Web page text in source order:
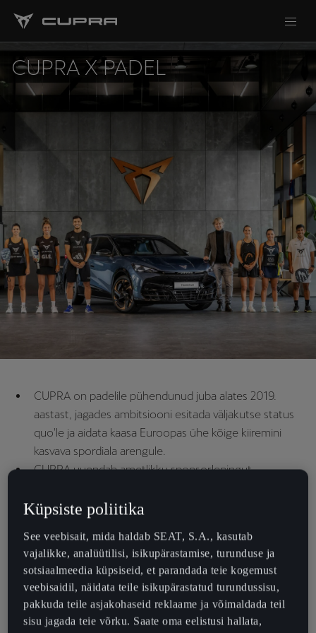
CUPRA X PADEL
CUPRA on padelile pühendunud juba alates 2019.
aastast, jagades ambitsiooni esitada väljakutse status
quo'le ja aidata kaasa Euroopas ühe kõige kiiremini
kasvava spordiala arengule.
CUPRA uuendab ametlikku sponsorlepingut
turniirisarja CUPRA FIP Tour nimisponsorina.
Premier Padel, mille aasta esimene Euroopas toimuv
turniir algab 22. aprillil Brüsselis.
CUPRA jätkab koostööd oma padelikogukonnaga
CUPRA Padel Tribe, kuhu kuuluvad mõned maailma
säravaimad noored padelitalendid ning brändi uute
Küpsiste poliitika
See veebisait, mida haldab SEAT, S.A., kasutab
vajalikke, analüütilisi, isikupärastamise, turunduse ja
sotsiaalmeedia küpsiseid, et parandada teie kogemust
veebisaidil, näidata teile isikupärastatud turundussisu,
pakkuda teile asjakohaseid reklaame ja võimaldada teil
sisu jagada teie võrku. Saate oma eelistusi hallata,